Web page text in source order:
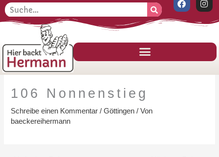
Zum
Inhalt
F
a
c
o
k
I
n
t
g
a
Suche
106 Nonnenstieg
Schreibe einen Kommentar /Göttingen / Von
baeckereihermann
S
u
h
e
n